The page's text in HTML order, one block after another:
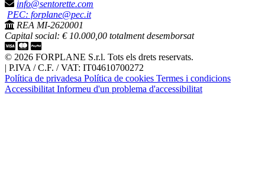
info@sentorette.com
PEC: forplane@pec.it
REA MI-2620001
Capital social: € 10.000,00 totalment desemborsat
© 2026 FORPLANE S.r.l. Tots els drets reservats.
| P.IVA / C.F. / VAT: IT04610700272
Política de privadesa Política de cookies Termes i condicions
Accessibilitat Informeu d'un problema d'accessibilitat